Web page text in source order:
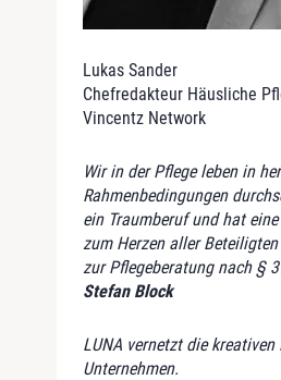
Lukas Sander
Chefredakteur Häusliche
Vincentz Network
Wir in der Pflege leben in
Rahmenbedingungen
ein Traumberuf und hat
zum Herzen aller
zur Pflegeberatung nach §
Stefan Block
LUNA vernetzt die
Unternehmen.